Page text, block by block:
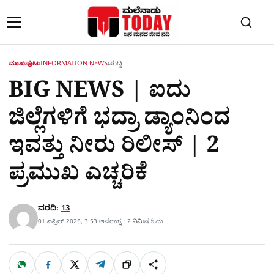
ಮುಖಪುಟ›INFORMATION NEWS›ಸುದ್ದಿ
BIG NEWS | ಐದು
ಜಿಲ್ಲೆಗಳಿಗೆ ಭದ್ರಾ ಡ್ಯಾಂನಿಂದ
ಇವತ್ತು ನೀರು ರಿಲೀಸ್‌ | 2
ಪ್ರಮುಖ ಎಚ್ಚರಿಕೆ
ವರದಿ: 13
01 ಏಪ್ರಿಲ್ 2025, 3:53 ಅಪರಾಹ್ನ · 2 ನಿಮಿಷ ಓದು
ಹಂಚಿಕೊಳ್ಳಿ
W F X T